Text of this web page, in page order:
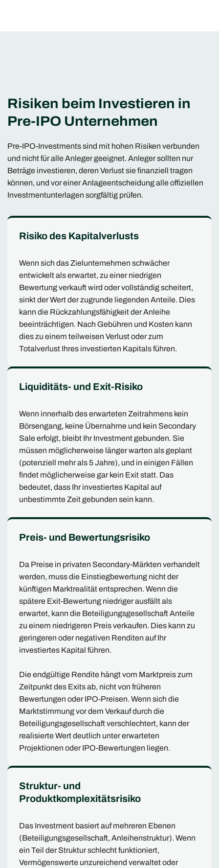
Risiken beim Investieren in
Pre-IPO Unternehmen
Pre-IPO-Investments sind mit hohen Risiken verbunden
und nicht für alle Anleger geeignet. Anleger sollten nur
Beträge investieren, deren Verlust sie finanziell tragen
können, und vor einer Anlageentscheidung alle offiziellen
Investmentunterlagen sorgfältig prüfen.
Risiko des Kapitalverlusts
Wenn sich das Zielunternehmen schwächer
entwickelt als erwartet, zu einer niedrigen
Bewertung verkauft wird oder vollständig scheitert,
sinkt der Wert der zugrunde liegenden Anteile. Dies
kann die Rückzahlungsfähigkeit der Anleihe
beeinträchtigen. Nach Gebühren und Kosten kann
dies zu einem teilweisen Verlust oder zum
Totalverlust Ihres investierten Kapitals führen.
Liquiditäts- und Exit-Risiko
Wenn innerhalb des erwarteten Zeitrahmens kein
Börsengang, keine Übernahme und kein Secondary
Sale erfolgt, bleibt Ihr Investment gebunden. Sie
müssen möglicherweise länger warten als geplant
(potenziell mehr als 5 Jahre), und in einigen Fällen
findet möglicherweise gar kein Exit statt. Das
bedeutet, dass Ihr investiertes Kapital auf
unbestimmte Zeit gebunden sein kann.
Preis- und Bewertungsrisiko
Da Preise in privaten Secondary-Märkten verhandelt
werden, muss die Einstiegbewertung nicht der
künftigen Marktrealität entsprechen. Wenn die
spätere Exit-Bewertung niedriger ausfällt als
erwartet, kann die Beteiligungsgesellschaft Anteile
zu einem niedrigeren Preis verkaufen. Dies kann zu
geringeren oder negativen Renditen auf Ihr
investiertes Kapital führen.
Die endgültige Rendite hängt vom Marktpreis zum
Zeitpunkt des Exits ab, nicht von früheren
Bewertungen oder IPO-Preisen. Wenn sich die
Marktstimmung vor dem Verkauf durch die
Beteiligungsgesellschaft verschlechtert, kann der
realisierte Wert deutlich unter erwarteten
Projektionen oder IPO-Bewertungen liegen.
Struktur- und
Produktkomplexitätsrisiko
Das Investment basiert auf mehreren Ebenen
(Beteiligungsgesellschaft, Anleihenstruktur). Wenn
ein Teil der Struktur schlecht funktioniert,
Vermögenswerte unzureichend verwaltet oder